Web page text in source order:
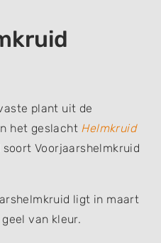
plant uit de
het geslacht Helmkruid
Voorjaarshelmkruid
ligt in maart
van kleur.